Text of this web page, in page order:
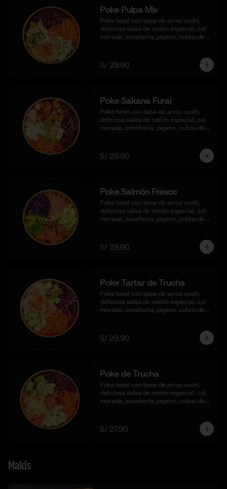
Poke Pulpa Mix
Poke bowl con base de arroz sushi,
deliciosa salsa de ostión especial, col
morada, zanahoria, pepino, cubos de
S/ 29.90
Poke Sakana Furai
Poke bowl con base de arroz sushi,
deliciosa salsa de ostión especial, col
morada, zanahoria, pepino, cubos de
S/ 29.90
Poke Salmón Fresco
Poke bowl con base de arroz sushi,
deliciosa salsa de ostión especial, col
morada, zanahoria, pepino, cubos de
S/ 29.90
Poke Tartar de Trucha
Poke bowl con base de arroz sushi,
deliciosa salsa de ostión especial, col
morada, zanahoria, pepino, cubos de
S/ 29.90
Poke de Trucha
Poke bowl con base de arroz sushi,
deliciosa salsa de ostión especial, col
morada, zanahoria, pepino, cubos de
S/ 27.90
Makis